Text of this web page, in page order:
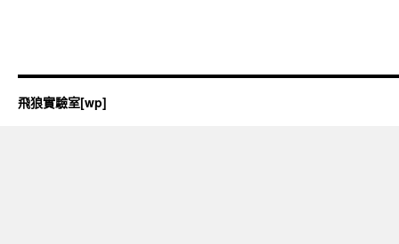
飛狼實驗室[wp]